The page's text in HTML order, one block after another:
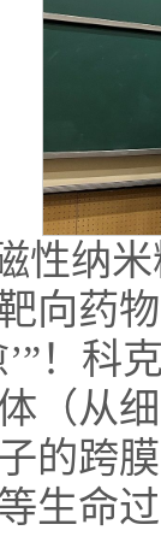
性纳
向药
！科
（从
的跨
生命